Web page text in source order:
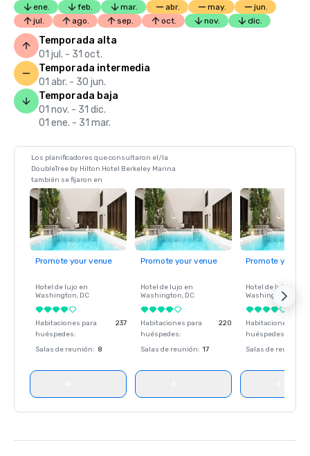
ene. feb. mar. abr. may.
jun.
jul.
ago. sep. oct. nov. dic.
Temporada alta
01 jul. - 31 oct.
Temporada intermedia
01 abr. - 30 jun.
Temporada baja
01 nov. - 31 dic.
01 ene. - 31 mar.
Los planificadores que consultaron el/la
DoubleTree by Hilton Hotel Berkeley Marina
también se fijaron en
Promote your venue
Hotel de lujo en
Washington, DC
Habitaciones para
huéspedes:
237
Salas de reunión: 8
Promote your venue
Hotel de lujo en
Washington, DC
Habitaciones para
huéspedes:
220
Salas de reunión: 17
Promote your
Hotel de lujo en
Washington
Habitaciones para
huéspedes
Salas de reunión